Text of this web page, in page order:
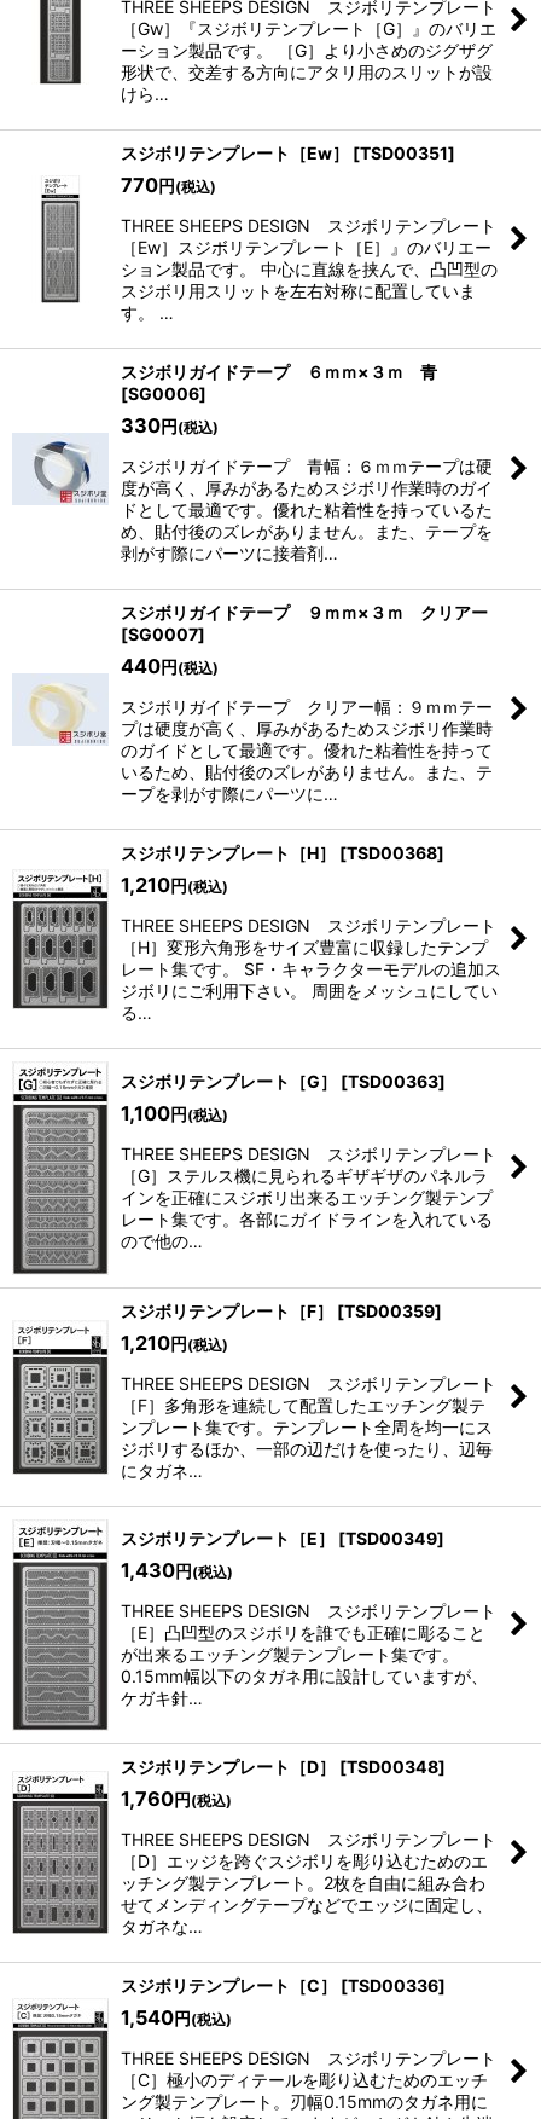
THREE SHEEPS DESIGN スジボリテンプレート
［Gw］『スジボリテンプレート［G］』のバリエ
ーション製品です。 ［G］より小さめのジグザグ
形状で、交差する方向にアタリ用のスリットが設
けら…
スジボリテンプレート［Ew］ [TSD00351]
770円 (税込)
THREE SHEEPS DESIGN スジボリテンプレート
［Ew］スジボリテンプレート［E］』のバリエー
ション製品です。 中心に直線を挟んで、凸凹型の
スジボリ用スリットを左右対称に配置していま
す。 …
スジボリガイドテープ ６ｍｍ×３ｍ 青
[SG0006]
330円 (税込)
スジボリガイドテープ 青幅：６ｍｍテープは硬
度が高く、厚みがあるためスジボリ作業時のガイ
ドとして最適です。優れた粘着性を持っているた
め、貼付後のズレがありません。また、テープを
剥がす際にパーツに接着剤…
スジボリガイドテープ ９ｍｍ×３ｍ クリアー
[SG0007]
440円 (税込)
スジボリガイドテープ クリアー幅：９ｍｍテー
プは硬度が高く、厚みがあるためスジボリ作業時
のガイドとして最適です。優れた粘着性を持って
いるため、貼付後のズレがありません。また、テ
ープを剥がす際にパーツに…
スジボリテンプレート［H］ [TSD00368]
1,210円 (税込)
THREE SHEEPS DESIGN スジボリテンプレート
［H］変形六角形をサイズ豊富に収録したテンプ
レート集です。 SF・キャラクターモデルの追加ス
ジボリにご利用下さい。 周囲をメッシュにしてい
る…
スジボリテンプレート［G］ [TSD00363]
1,100円 (税込)
THREE SHEEPS DESIGN スジボリテンプレート
［G］ステルス機に見られるギザギザのパネルラ
インを正確にスジボリ出来るエッチング製テンプ
レート集です。各部にガイドラインを入れている
ので他の…
スジボリテンプレート［F］ [TSD00359]
1,210円 (税込)
THREE SHEEPS DESIGN スジボリテンプレート
［F］多角形を連続して配置したエッチング製テ
ンプレート集です。テンプレート全周を均一にス
ジボリするほか、一部の辺だけを使ったり、辺毎
にタガネ…
スジボリテンプレート［E］ [TSD00349]
1,430円 (税込)
THREE SHEEPS DESIGN スジボリテンプレート
［E］凸凹型のスジボリを誰でも正確に彫ること
が出来るエッチング製テンプレート集です。
0.15mm幅以下のタガネ用に設計していますが、
ケガキ針…
スジボリテンプレート［D］ [TSD00348]
1,760円 (税込)
THREE SHEEPS DESIGN スジボリテンプレート
［D］エッジを跨ぐスジボリを彫り込むためのエ
ッチング製テンプレート。2枚を自由に組み合わ
せてメンディングテープなどでエッジに固定し、
タガネな…
スジボリテンプレート［C］ [TSD00336]
1,540円 (税込)
THREE SHEEPS DESIGN スジボリテンプレート
［C］極小のディテールを彫り込むためのエッチ
ング製テンプレート。刃幅0.15mmのタガネ用に